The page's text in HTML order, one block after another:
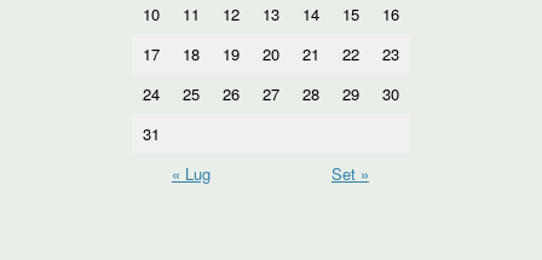
10 11 12 13 14 15
16
17
18 19 20 21 22
23
24
25 26 27 28 29
30
31
« Lug
Set »